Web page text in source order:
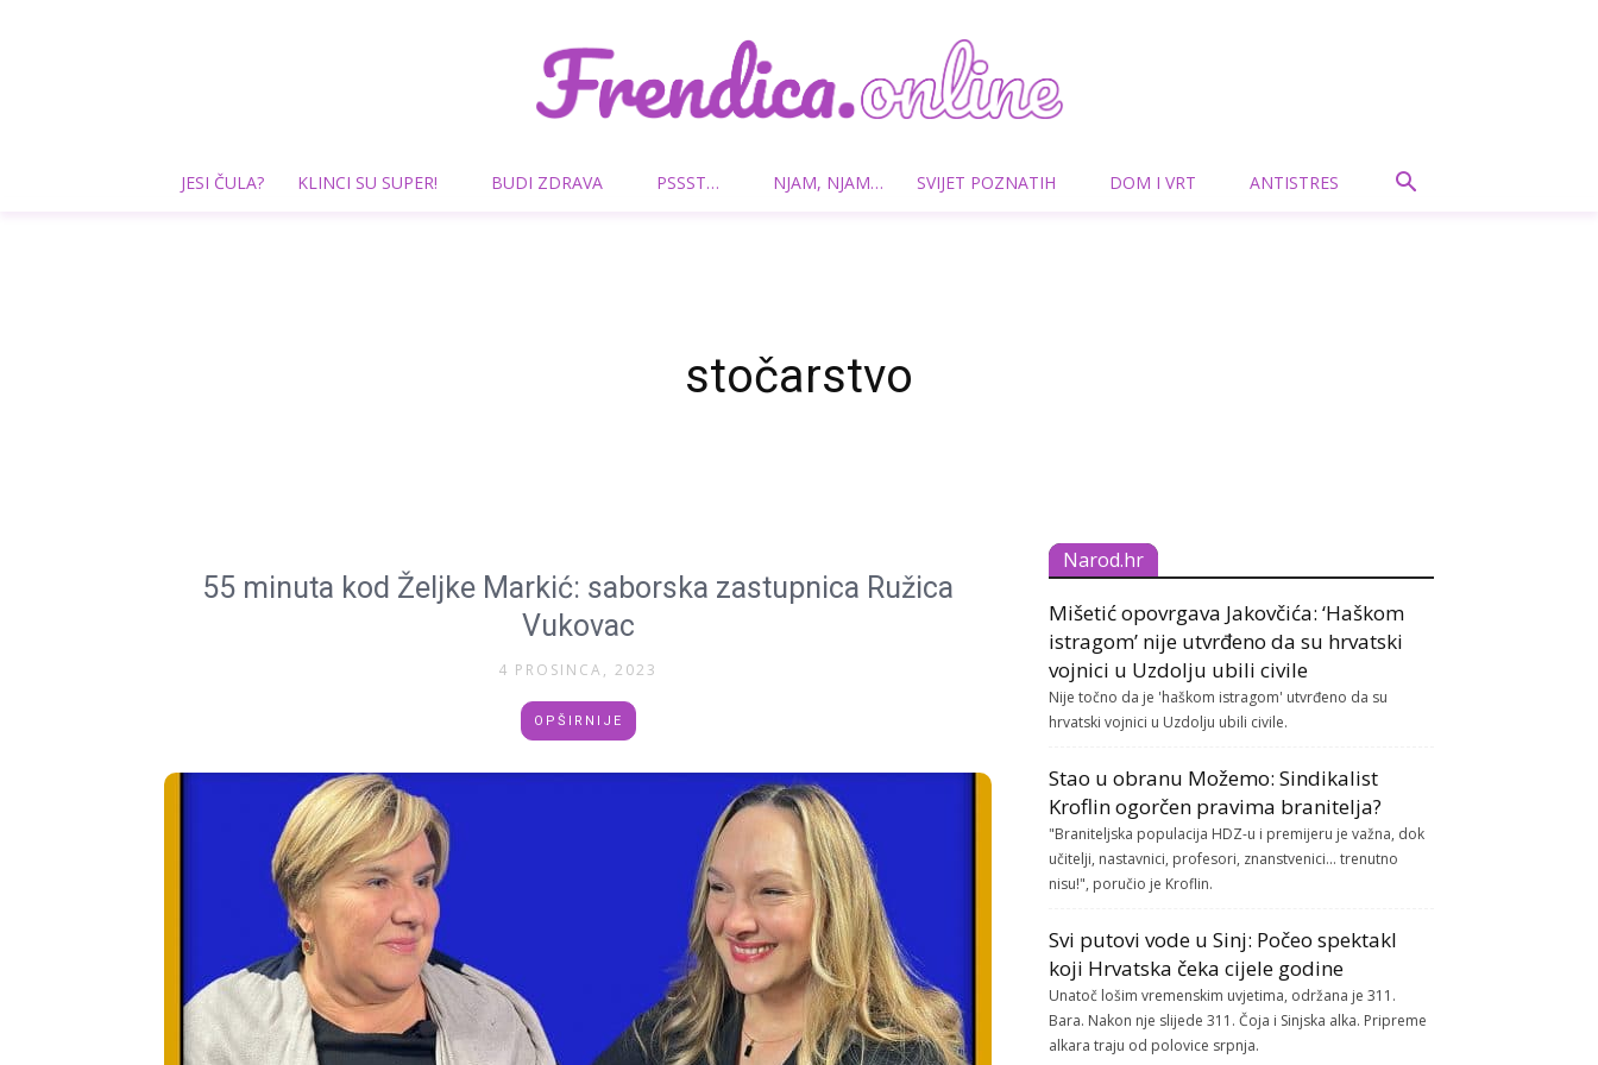
Frendica.online
JESI ČULA? KLINCI SU SUPER! BUDI ZDRAVA PSSST… NJAM, NJAM… SVIJET POZNATIH DOM I VRT ANTISTRES
stočarstvo
55 minuta kod Željke Markić: saborska zastupnica Ružica
Vukovac
4 PROSINCA, 2023
OPŠIRNIJE
Narod.hr
Mišetić opovrgava Jakovčića: ‘Haškom
istragom’ nije utvrđeno da su hrvatski
vojnici u Uzdolju ubili civile
Nije točno da je 'haškom istragom' utvrđeno da su
hrvatski vojnici u Uzdolju ubili civile.
Stao u obranu Možemo: Sindikalist
Kroflin ogorčen pravima branitelja?
"Braniteljska populacija HDZ-u i premijeru je važna, dok
učitelji, nastavnici, profesori, znanstvenici... trenutno
nisu!", poručio je Kroflin.
Svi putovi vode u Sinj: Počeo spektakl
koji Hrvatska čeka cijele godine
Unatoč lošim vremenskim uvjetima, održana je 311.
Bara. Nakon nje slijede 311. Čoja i Sinjska alka. Pripreme
alkara traju od polovice srpnja.